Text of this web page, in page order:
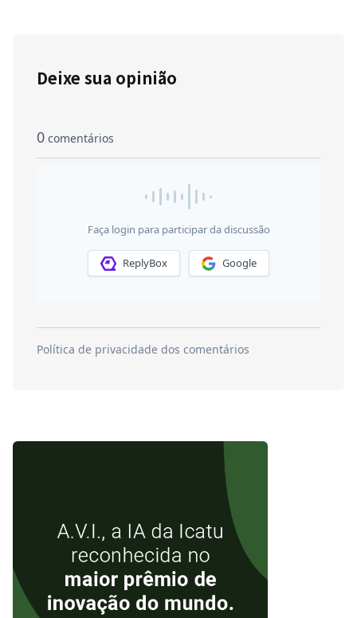
Deixe sua opinião